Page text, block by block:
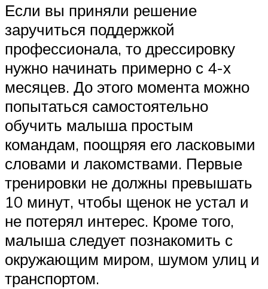
Если вы приняли решение
заручиться поддержкой
профессионала, то дрессировку
нужно начинать примерно с 4-х
месяцев. До этого момента можно
попытаться самостоятельно
обучить малыша простым
командам, поощряя его ласковыми
словами и лакомствами. Первые
тренировки не должны превышать
10 минут, чтобы щенок не устал и
не потерял интерес. Кроме того,
малыша следует познакомить с
окружающим миром, шумом улиц и
транспортом.